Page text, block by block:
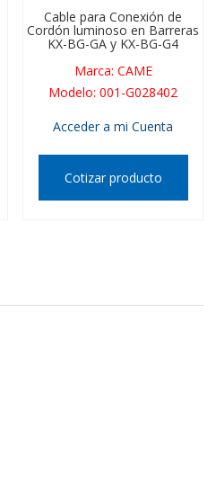
Cable para Conexión de
Cordón luminoso en Barreras
KX-BG-GA y KX-BG-G4
Marca: CAME
Modelo:001-G028402
Acceder a mi Cuenta
Cotizar producto